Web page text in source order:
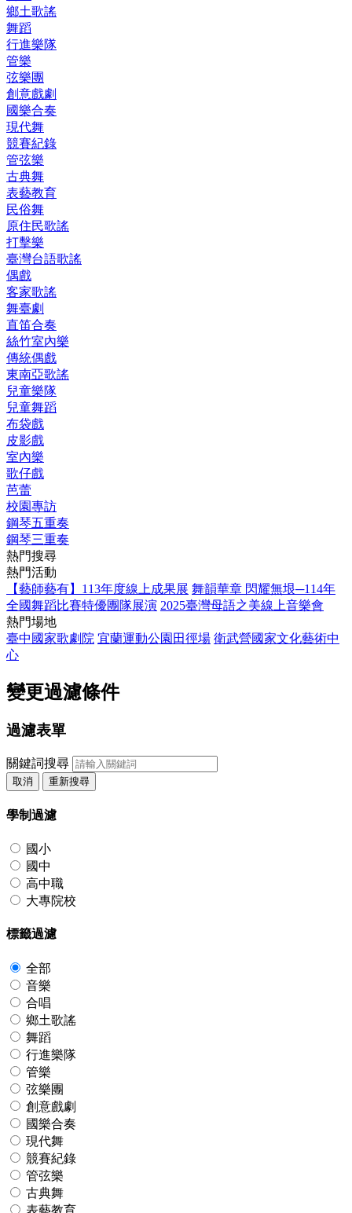
鄉土歌謠
舞蹈
行進樂隊
管樂
弦樂團
創意戲劇
國樂合奏
現代舞
競賽紀錄
管弦樂
古典舞
表藝教育
民俗舞
原住民歌謠
打擊樂
臺灣台語歌謠
偶戲
客家歌謠
舞臺劇
直笛合奏
絲竹室內樂
傳統偶戲
東南亞歌謠
兒童樂隊
兒童舞蹈
布袋戲
皮影戲
室內樂
歌仔戲
芭蕾
校園專訪
鋼琴五重奏
鋼琴三重奏
熱門搜尋
熱門活動
【藝師藝有】113年度線上成果展 舞韻華章 閃耀無垠─114年
全國舞蹈比賽特優團隊展演 2025臺灣母語之美線上音樂會
熱門場地
臺中國家歌劇院 宜蘭運動公園田徑場 衛武營國家文化藝術中
心
變更過濾條件
過濾表單
關鍵詞搜尋
取消 重新搜尋
學制過濾
國小
國中
高中職
大專院校
標籤過濾
全部
音樂
合唱
鄉土歌謠
舞蹈
行進樂隊
管樂
弦樂團
創意戲劇
國樂合奏
現代舞
競賽紀錄
管弦樂
古典舞
表藝教育